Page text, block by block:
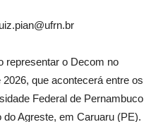
representar o Decom no
que acontecerá entre os
Federal de Pernambuco
Agreste, em Caruaru (PE).